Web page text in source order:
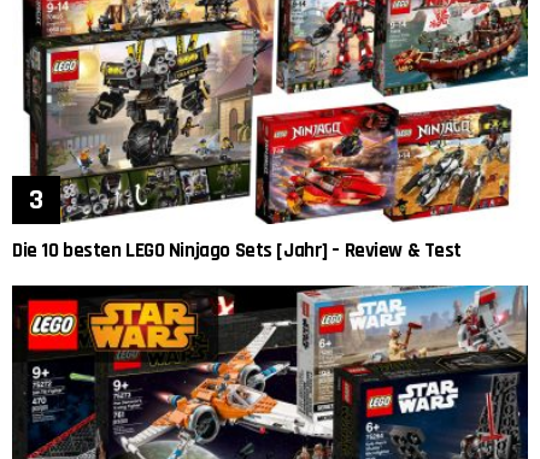
Die 10 besten LEGO Ninjago Sets [Jahr] – Review & Test